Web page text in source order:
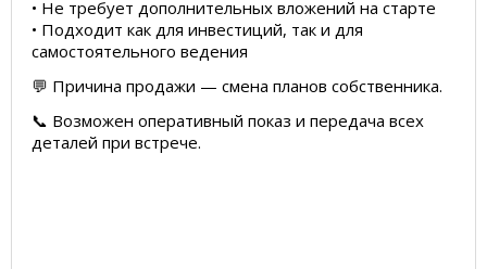
• Не требует дополнительных вложений на старте
• Подходит как для инвестиций, так и для
самостоятельного ведения
💬 Причина продажи — смена планов собственника.
📞 Возможен оперативный показ и передача всех
деталей при встрече.